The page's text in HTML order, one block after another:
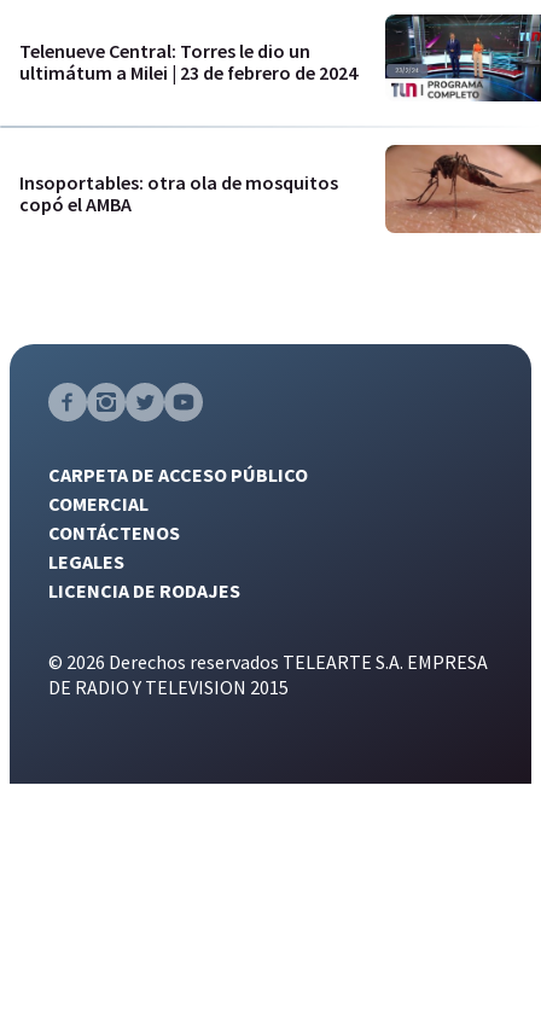
Telenueve Central: Torres le dio un
ultimátum a Milei | 23 de febrero de 2024
Insoportables: otra ola de mosquitos
copó el AMBA
CARPETA DE ACCESO PÚBLICO
COMERCIAL
CONTÁCTENOS
LEGALES
LICENCIA DE RODAJES
© 2026 Derechos reservados TELEARTE S.A. EMPRESA
DE RADIO Y TELEVISION 2015